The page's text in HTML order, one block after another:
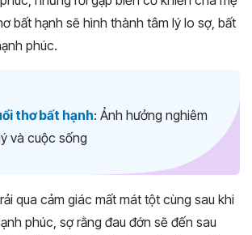
bất hạnh sẽ hình thành tâm lý lo sợ, bất
phúc.
thơ bất hạnh: Ảnh hưởng nghiêm
và cuộc sống
qua cảm giác mất mát tột cùng sau khi
phúc, sợ rằng đau đớn sẽ đến sau